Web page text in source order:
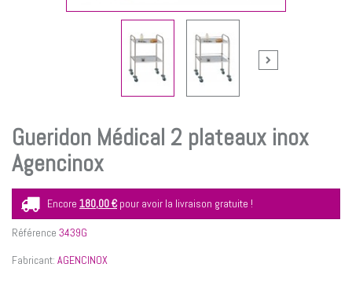
Gueridon Médical 2 plateaux inox
Agencinox
Encore 180,00 € pour avoir la livraison gratuite !
Référence 3439G
Fabricant: AGENCINOX